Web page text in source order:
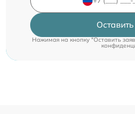
Нажимая на кнопку "Оставить